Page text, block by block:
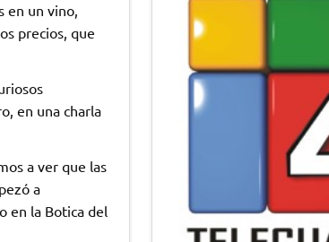
en un vino,
precios, que
en una charla
a ver que las
a
en la Botica del